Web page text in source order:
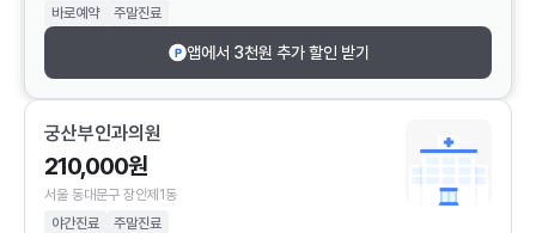
바로예약
주말진료
앱에서 3천원 추가 할인 받기
궁산부인과의원
210,000원
서울 동대문구 장안제1동
야간진료
주말진료